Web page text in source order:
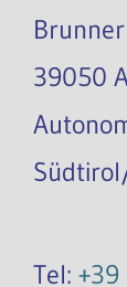
39050
Tel: